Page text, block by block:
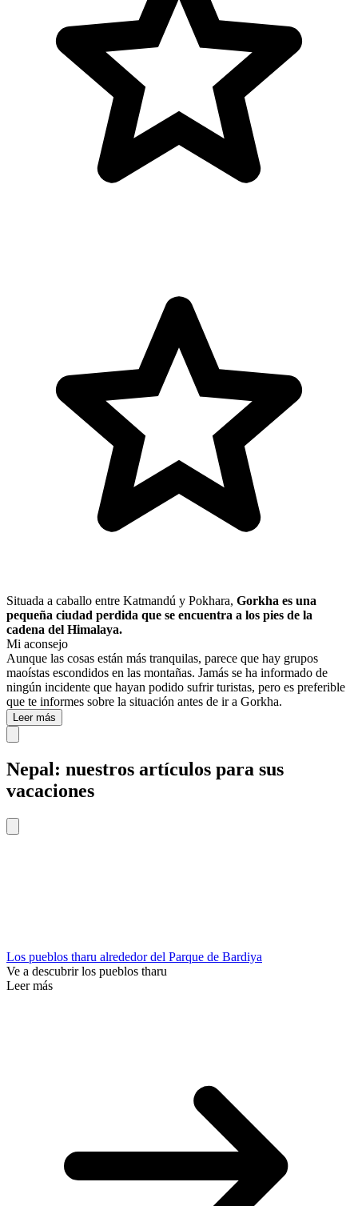
Situada a caballo entre Katmandú y Pokhara, Gorkha es una
pequeña ciudad perdida que se encuentra a los pies de la
cadena del Himalaya.
Mi aconsejo
Aunque las cosas están más tranquilas, parece que hay grupos
maoístas escondidos en las montañas. Jamás se ha informado de
ningún incidente que hayan podido sufrir turistas, pero es preferible
que te informes sobre la situación antes de ir a Gorkha.
Leer más
Nepal: nuestros artículos para sus
vacaciones
Los pueblos tharu alrededor del Parque de Bardiya
Ve a descubrir los pueblos tharu
Leer más